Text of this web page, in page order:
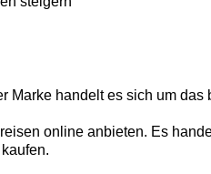
Marke handelt es sich um
online anbieten. Es